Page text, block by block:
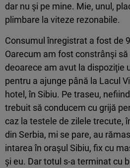
dar nu şi pe mine. Mie, unul,
plimbare la viteze rezonabile.
Consumul înregistrat a fost de
Oarecum am fost constrânşi
deoarece am avut la dispoziţie
pentru a ajunge până la Lacul
hotel, în Sibiu. Pe traseu,
trebuit să conducem cu grijă
caz la testele de zilele trecute,
din Serbia, mi se pare, au
intarea în oraşul Sibiu, fix cu
şi eu. Dar totul s-a terminat cu